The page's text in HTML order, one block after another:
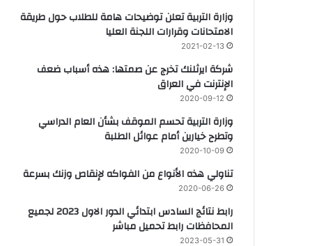
وزارة التربية تعلن توضيحات هامة للطلاب حول طريقة
الامتحانات وقرارات اللجنة العليا
2021-02-13
شركة ايرثلنك تخرج عن صمتها: هذه أسباب ضعف
الإنترنت في العراق
2020-09-12
وزارة التربیة تحسم الموقف بشأن العام الدراسي
وتطرح خیارين أمام عوائل الطلبة
2020-10-09
تناولي هذه الأنواع من الفواكه لإنقاص وزنك بسرعة
2020-06-26
رابط نتائج السادس ابتدائي الدور الاول 2023 لجميع
المحافظات رابط تحميل مباشر
2023-05-31